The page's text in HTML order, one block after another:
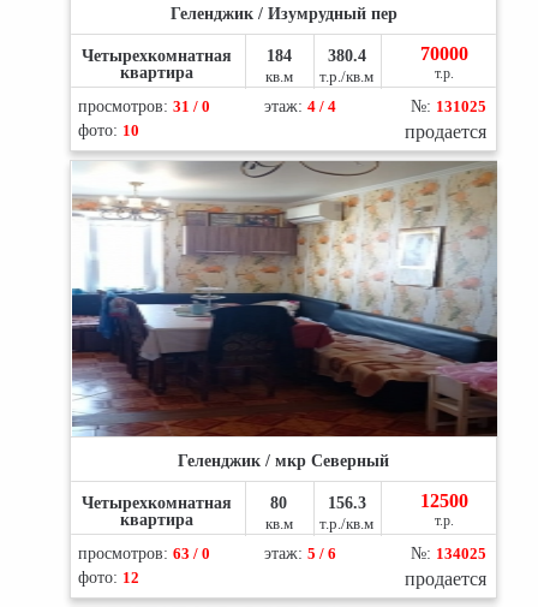
Геленджик / Изумрудный пер
Четырехкомнатная
квартира
184
кв.м
380.4
т.р./кв.м
70000
т.р.
просмотров:31 / 0 этаж:4 / 4 №: 131025
фото: 10 продается
Геленджик / мкр Северный
Четырехкомнатная
квартира
80
кв.м
156.3
т.р./кв.м
12500
т.р.
просмотров:63 / 0 этаж:5 / 6 №: 134025
фото: 12 продается